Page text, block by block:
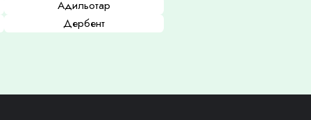
Адильотар
Дербент